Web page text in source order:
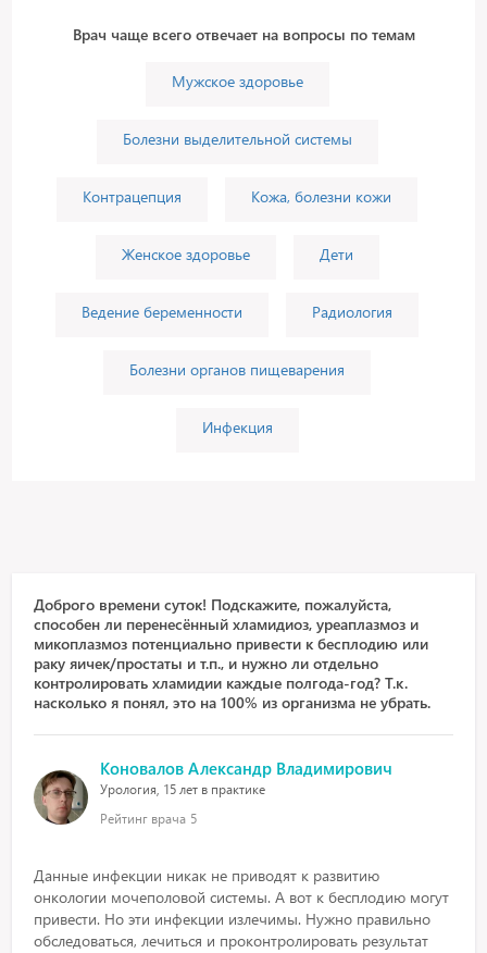
Врач чаще всего отвечает на вопросы по темам
Мужское здоровье
Болезни выделительной системы
Контрацепция Кожа, болезни кожи
Женское здоровье Дети
Ведение беременности Радиология
Болезни органов пищеварения
Инфекция
Доброго времени суток! Подскажите, пожалуйста,
способен ли перенесённый хламидиоз, уреаплазмоз и
микоплазмоз потенциально привести к бесплодию или
раку яичек/простаты и т.п., и нужно ли отдельно
контролировать хламидии каждые полгода-год? Т.к.
насколько я понял, это на 100% из организма не убрать.
Коновалов Александр Владимирович
Урология, 15 лет в практике
Рейтинг врача 5
Данные инфекции никак не приводят к развитию
онкологии мочеполовой системы. А вот к бесплодию могут
привести. Но эти инфекции излечимы. Нужно правильно
обследоваться, лечиться и проконтролировать результат